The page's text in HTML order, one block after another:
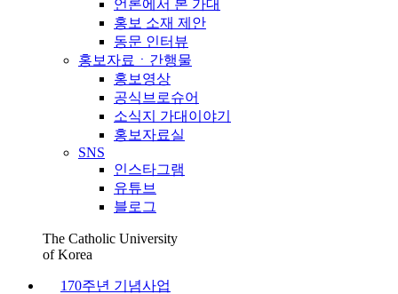
언론에서 본 가대
홍보 소재 제안
동문 인터뷰
홍보자료ㆍ간행물
홍보영상
공식브로슈어
소식지 가대이야기
홍보자료실
SNS
인스타그램
유튜브
블로그
The Catholic University
of Korea
170주년 기념사업